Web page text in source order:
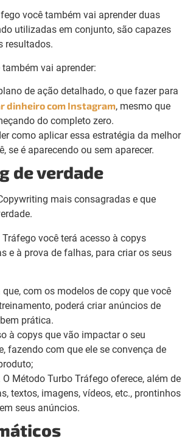
você também vai aprender duas
utilizadas em conjunto, são capazes
resultados.
vai aprender:
de ação detalhado, o que fazer para
dinheiro com Instagram, mesmo que
do completo zero.
como aplicar essa estratégia da melhor
se é aparecendo ou sem aparecer.
de verdade
você terá acesso à copys
e à prova de falhas, para criar os seus
que, com os modelos de copy que você
poderá criar anúncios de
prática.
à copys que vão impactar o seu
fazendo com que ele se convença de
O Método Turbo Tráfego oferece, além de
textos, imagens, vídeos, etc., prontinhos
seus anúncios.